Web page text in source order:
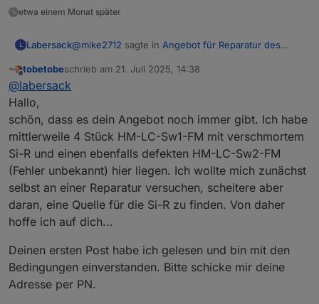
etwa einem Monat später
L Labersack@mike2712 sagte in Angebot für Reparatur des
Offline
tobetobeschrieb am 21. Juli 2025, 14:38
zuletzt editiert von
@labersack
Hallo,
schön, dass es dein Angebot noch immer gibt. Ich habe
mittlerweile 4 Stück HM-LC-Sw1-FM mit verschmortem
Si-R und einen ebenfalls defekten HM-LC-Sw2-FM
(Fehler unbekannt) hier liegen. Ich wollte mich zunächst
selbst an einer Reparatur versuchen, scheitere aber
daran, eine Quelle für die Si-R zu finden. Von daher
hoffe ich auf dich...
Deinen ersten Post habe ich gelesen und bin mit den
Bedingungen einverstanden. Bitte schicke mir deine
Adresse per PN.